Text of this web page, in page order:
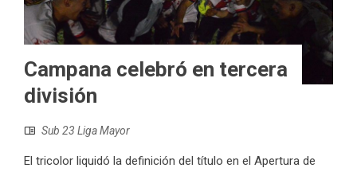
Campana celebró en tercera
división
Sub 23 Liga Mayor
El tricolor liquidó la definición del título en el Apertura de